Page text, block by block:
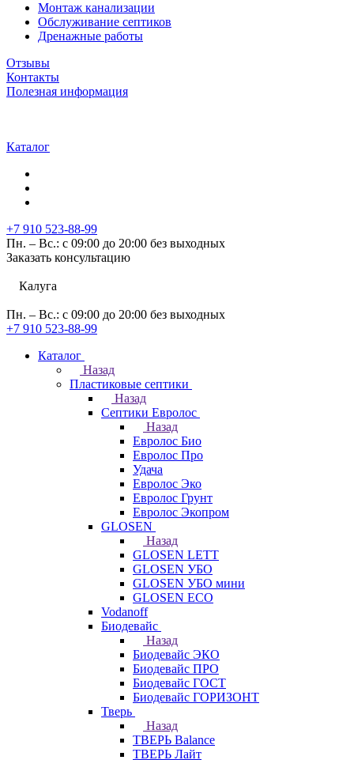
Монтаж канализации
Обслуживание септиков
Дренажные работы
Отзывы
Контакты
Полезная информация
Каталог
+7 910 523-88-99
Пн. – Вс.: с 09:00 до 20:00 без выходных
Заказать консультацию
Калуга
Пн. – Вс.: с 09:00 до 20:00 без выходных
+7 910 523-88-99
Каталог
Назад
Пластиковые септики
Назад
Септики Евролос
Назад
Евролос Био
Евролос Про
Удача
Евролос Эко
Евролос Грунт
Евролос Экопром
GLOSEN
Назад
GLOSEN LETT
GLOSEN УБО
GLOSEN УБО мини
GLOSEN ECO
Vodanoff
Биодевайс
Назад
Биодевайс ЭКО
Биодевайс ПРО
Биодевайс ГОСТ
Биодевайс ГОРИЗОНТ
Тверь
Назад
ТВЕРЬ Balance
ТВЕРЬ Лайт